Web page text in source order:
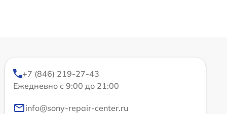
+7 (846) 219-27-43
Ежедневно с 9:00 до 21:00
info@sony-repair-center.ru